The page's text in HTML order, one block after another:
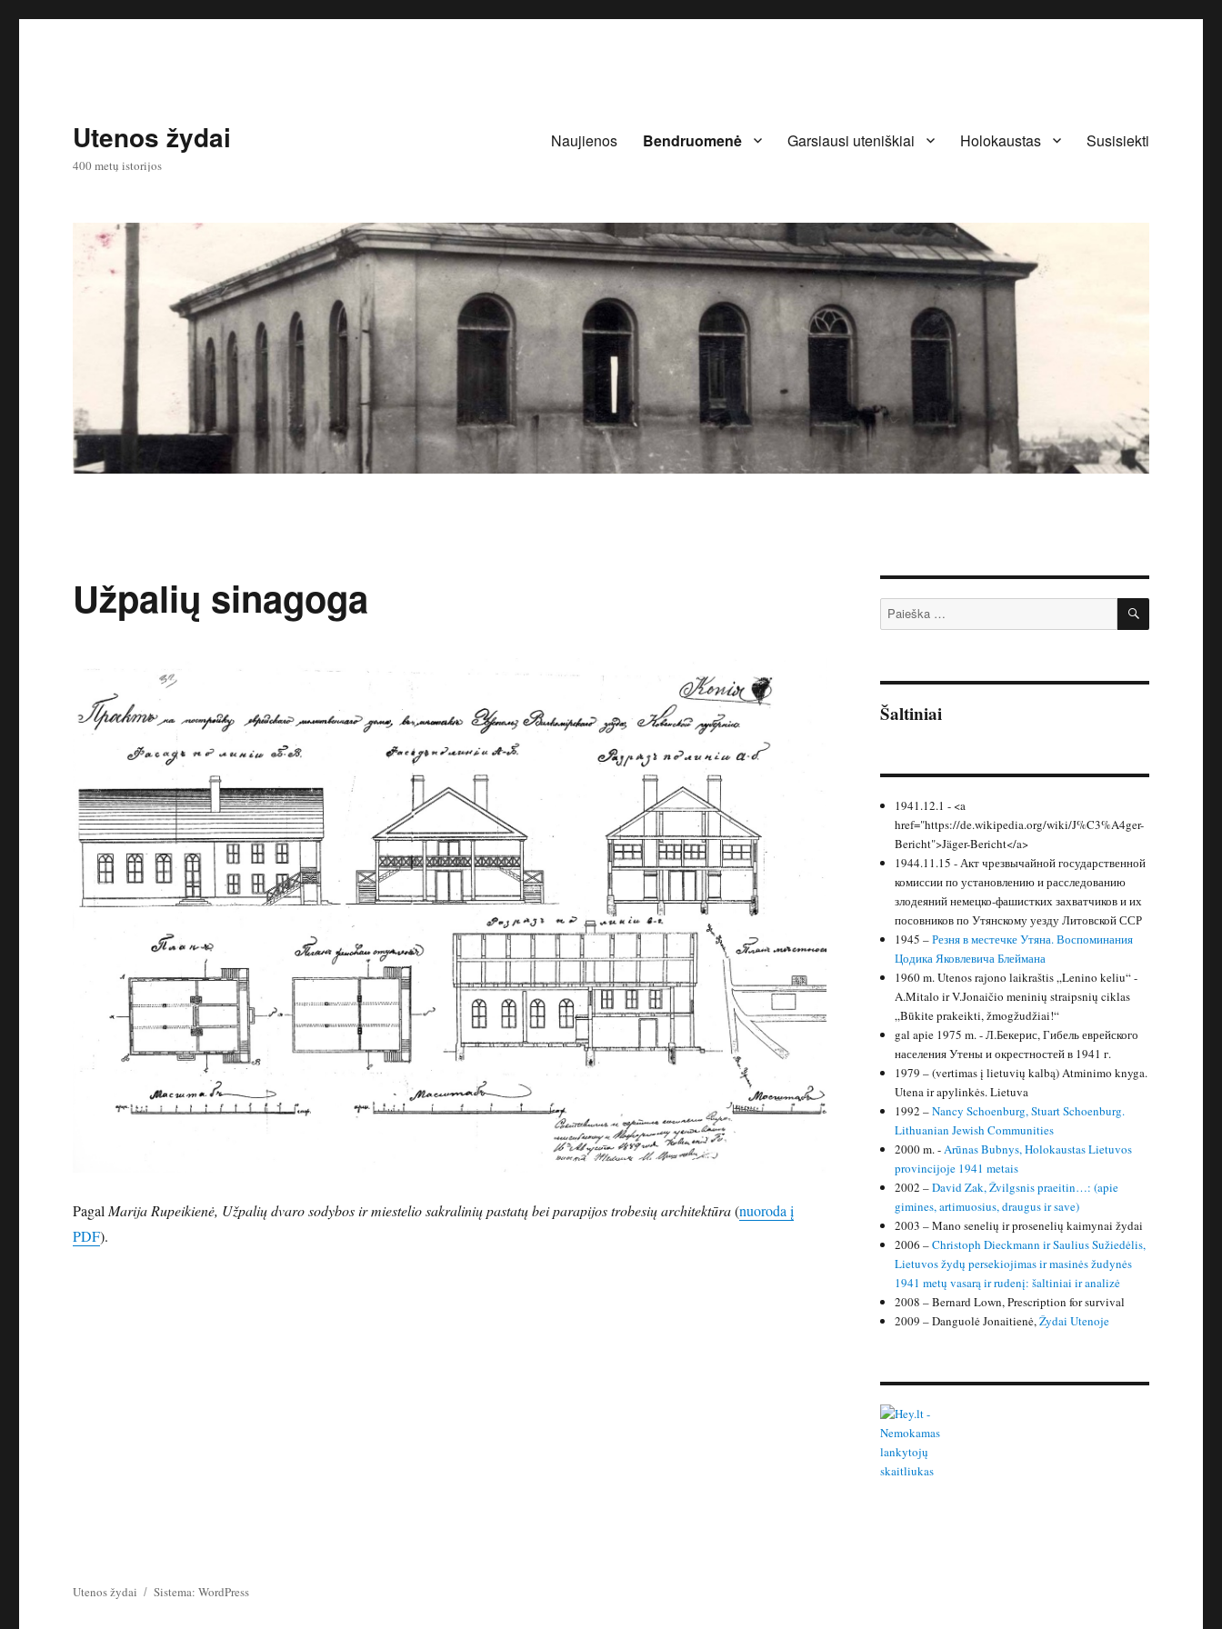
Utenos žydai
400 metų istorijos
Naujienos Bendruomenė Garsiausi uteniškiai Holokaustas Susisiekti
Užpalių sinagoga
PagalMarija Rupeikienė, Užpalių dvaro sodybos ir miestelio sakralinių pastatų bei parapijos trobesių architektūra(nuoroda į
PDF).
Ieškoti: IEŠKOTI
Šaltiniai
1941.12.1 - <a
href="https://de.wikipedia.org/wiki/J%C3%A4ger-
Bericht">Jäger-Bericht</a>
1944.11.15 - Акт чрезвычайной государственной
комиссии по установлению и расследованию
злодеяний немецко-фашистких захватчиков и их
посовников по Утянскому уезду Литовской ССР
1945 –Резня в местечке Утяна. Воспоминания
Цодика Яковлевича Блеймана
1960 m. Utenos rajono laikraštis „Lenino keliu“ -
A.Mitalo ir V.Jonaičio meninių straipsnių ciklas
„Būkite prakeikti, žmogžudžiai!“
gal apie 1975 m. - Л.Бекерис, Гибель еврейского
населения Утены и окрестностей в 1941 г.
1979 – (vertimas į lietuvių kalbą) Atminimo knyga.
Utena ir apylinkės. Lietuva
1992 –Nancy Schoenburg, Stuart Schoenburg.
Lithuanian Jewish Communities
2000 m. -Arūnas Bubnys, Holokaustas Lietuvos
provincijoje 1941 metais
2002 –David Zak, Žvilgsnis praeitin…: (apie
gimines, artimuosius, draugus ir save)
2003 – Mano senelių ir prosenelių kaimynai žydai
2006 –Christoph Dieckmann ir Saulius Sužiedėlis,
Lietuvos žydų persekiojimas ir masinės žudynės
1941 metų vasarą ir rudenį: šaltiniai ir analizė
2008 – Bernard Lown, Prescription for survival
2009 – Danguolė Jonaitienė,Žydai Utenoje
Utenos žydai Sistema: WordPress